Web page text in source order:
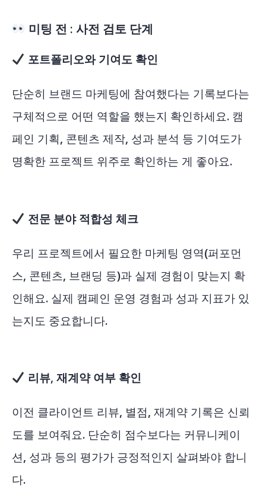
미팅 전 : 사전 검토 단계
포트폴리오와 기여도 확인
단순히 브랜드 마케팅에 참여했다는 기록보다는
구체적으로 어떤 역할을 했는지 확인하세요. 캠
페인 기획, 콘텐츠 제작, 성과 분석 등 기여도가
명확한 프로젝트 위주로 확인하는 게 좋아요.
전문 분야 적합성 체크
우리 프로젝트에서 필요한 마케팅 영역(퍼포먼
스, 콘텐츠, 브랜딩 등)과 실제 경험이 맞는지 확
인해요. 실제 캠페인 운영 경험과 성과 지표가 있
는지도 중요합니다.
리뷰, 재계약 여부 확인
이전 클라이언트 리뷰, 별점, 재계약 기록은 신뢰
도를 보여줘요. 단순히 점수보다는 커뮤니케이
션, 성과 등의 평가가 긍정적인지 살펴봐야 합니
다.